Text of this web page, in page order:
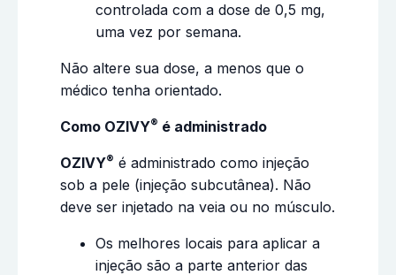
controlada com a dose de 0,5 mg,
uma vez por semana.
Não altere sua dose, a menos que o
médico tenha orientado.
Como OZIVY® é administrado
OZIVY® é administrado como injeção
sob a pele (injeção subcutânea). Não
deve ser injetado na veia ou no músculo.
Os melhores locais para aplicar a
injeção são a parte anterior das